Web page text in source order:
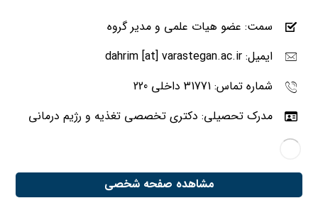
سمت: عضو هیات علمی و مدیر گروه
ایمیل: dahrim [at] varastegan.ac.ir
شماره تماس: 31771 داخلی 220
مدرک تحصیلی: دکتری تخصصی تغذیه و رژیم درمانی
مشاهده صفحه شخصی